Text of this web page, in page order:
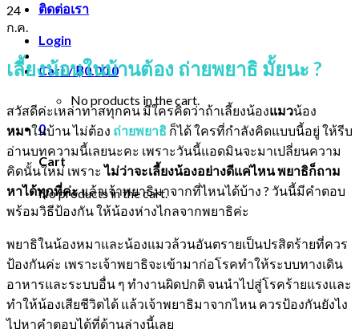
ติดต่อเรา
Login
Cart /฿0.000
No products in the cart.
0
Cart
No products in the cart.
24
ก.ค.
เลี้ยงน้อนในบ้านต้อง ถ่ายพยาธิ มั้ยนะ ?
สวัสดีค่ะเหล่าทาสทุกคน มีใครคิดว่าถ้าเลี้ยงน้องแมวน้อง
หมาในบ้าน ไม่ต้อง ถ่ายพยาธิ ก็ได้ ใครที่กำลังคิดแบบนี้อยู่ ให้รีบ
อ่านบทความนี้เลยนะคะ เพราะวันนี้แอดมินจะมาเปลี่ยนความ
คิดนั้นใหม่ เพราะไม่ว่าจะเลี้ยงน้องอย่างดีแค่ไหน พยาธิก็ถาม
หาได้ทุกที่ค่ะแล้วเจ้าพยาธิมาจากที่ไหนได้บ้าง ? วันนี้มีคำตอบ
พร้อมวิธีป้องกัน ให้น้องห่างไกลจากพยาธิค่ะ
พยาธิในน้องหมาและน้องแมวล้วนอันตรายเป็นปรสิตร้ายที่ควร
ป้องกันค่ะ เพราะเจ้าพยาธิจะเข้ามาก่อโรคทำให้ระบบทางเดิน
อาหารและระบบอื่น ๆ ทำงานผิดปกติ จนนำไปสู่โรคร้ายแรงและ
ทำให้น้องเสียชีวิตได้ แล้วเจ้าพยาธิมาจากไหน ควรป้องกันยังไง
ไปหาคำตอบได้ที่ด้านล่างนี้เลย